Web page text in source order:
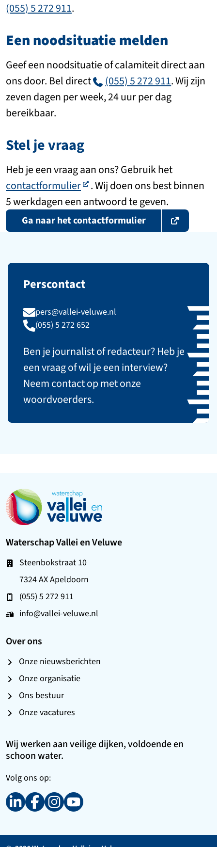
(055) 5 272 911.
Een noodsituatie melden
Geef een noodsituatie of calamiteit direct aan
ons door. Bel direct
(055) 5 272 911. Wij zijn
zeven dagen per week, 24 uur per dag
bereikbaar.
Stel je vraag
Heb je een vraag aan ons? Gebruik het
contactformulier
. Wij doen ons best binnen
5 werkdagen een antwoord te geven.
Ga naar het contactformulier
Perscontact
pers@vallei-veluwe.nl
(055) 5 272 652
Ben je journalist of redacteur? Heb je
een vraag of wil je een interview?
Neem contact op met onze
woordvoerders.
Waterschap Vallei en Veluwe
Steenbokstraat 10
7324 AX Apeldoorn
(055) 5 272 911
info@vallei-veluwe.nl
Over ons
Onze nieuwsberichten
Onze organisatie
Ons bestuur
Onze vacatures
Wij werken aan veilige dijken, voldoende en
schoon water.
Volg ons op: